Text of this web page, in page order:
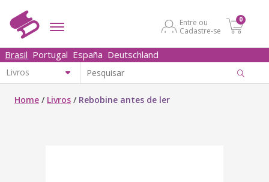
Entre ou
Cadastre-se
0
Brasil Portugal España Deutschland
Home / Livros / Rebobine antes de ler